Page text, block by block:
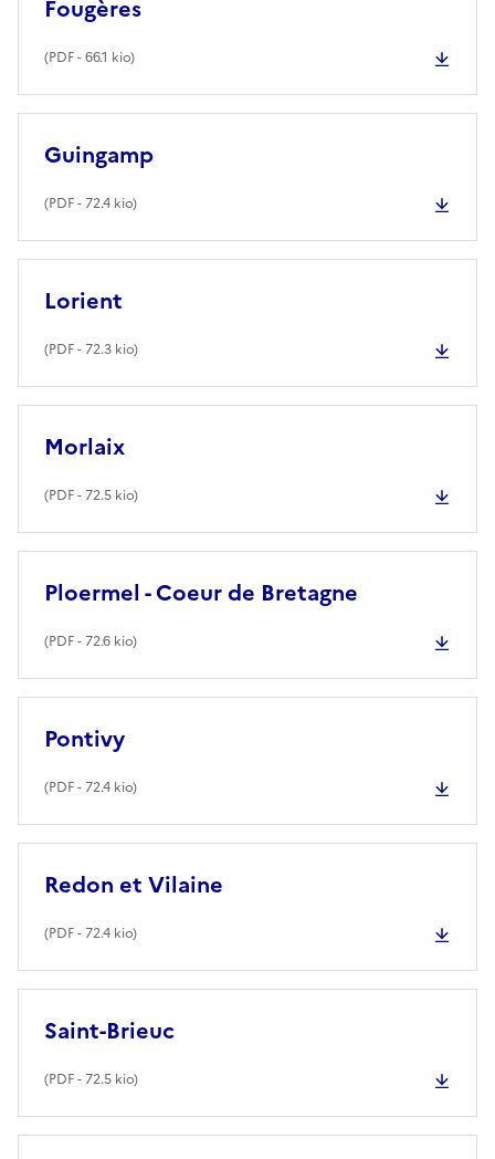
Fougères
(PDF- 66.1 kio)
Guingamp
(PDF- 72.4 kio)
Lorient
(PDF- 72.3 kio)
Morlaix
(PDF- 72.5 kio)
Ploermel - Coeur de Bretagne
(PDF- 72.6 kio)
Pontivy
(PDF- 72.4 kio)
Redon et Vilaine
(PDF- 72.4 kio)
Saint-Brieuc
(PDF- 72.5 kio)